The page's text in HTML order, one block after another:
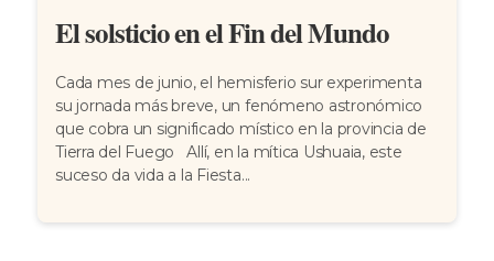
El solsticio en el Fin del Mundo
Cada mes de junio, el hemisferio sur experimenta
su jornada más breve, un fenómeno astronómico
que cobra un significado místico en la provincia de
Tierra del Fuego Allí, en la mítica Ushuaia, este
suceso da vida a la Fiesta...